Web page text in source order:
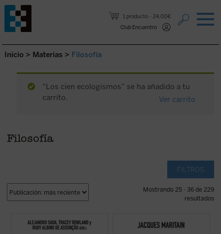
1 producto
24,00€
Club Encuentro
Saltar al contenido.
Inicio > Materias > Filosofía
“Los cien ecologismos” se ha añadido a tu
carrito.
Ver carrito
Filosofía
FILTROS
Mostrando 25 - 36 de 229
resultados
La conversación y el diálogo con filósofos
clásicos y contemporáneos es una de las
Esta nueva edición es uno de los ensayos
más eruditos y pertinentes de Maritain,